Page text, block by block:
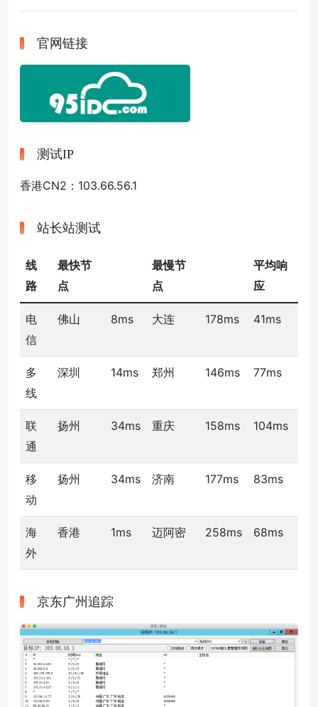
官网链接
测试IP
香港CN2：103.66.56.1
站长站测试
线
路
最快节
点
最慢节
点
平均响
应
电
信
佛山 8ms 大连 178ms 41ms
多
线
深圳 14ms 郑州 146ms 77ms
联
通
扬州 34ms 重庆 158ms 104ms
移
动
扬州 34ms 济南 177ms 83ms
海
外
香港 1ms 迈阿密 258ms 68ms
京东广州追踪